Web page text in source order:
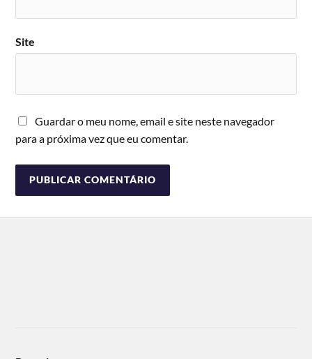
Site
Guardar o meu nome, email e site neste navegador
para a próxima vez que eu comentar.